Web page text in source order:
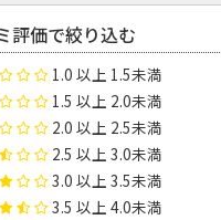
評価で絞り込む
1.0 以上 1.5未満
1.5 以上 2.0未満
2.0 以上 2.5未満
2.5 以上 3.0未満
3.0 以上 3.5未満
3.5 以上 4.0未満